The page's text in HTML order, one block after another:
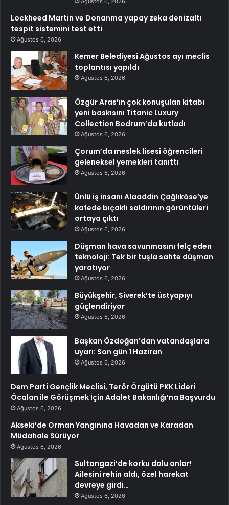
Lockheed Martin ve Donanma yapay zeka denizaltı
tespit sistemini test etti
Ağustos 6, 2026
Kemer Belediyesi Ağustos ayı meclis
toplantısı yapıldı
Ağustos 6, 2026
Özgür Aras’ın çok konuşulan kitabı
yeni baskısını Titanic Luxury
Collection Bodrum’da kutladı
Ağustos 6, 2026
Çorum’da meslek lisesi öğrencileri
geleneksel yemekleri tanıttı
Ağustos 6, 2026
Ünlü iş insanı Alaaddin Çağlıköse’ye
kafede bıçaklı saldırının görüntüleri
ortaya çıktı
Ağustos 6, 2026
Düşman hava savunmasını felç eden
teknoloji: Tek bir tuşla sahte düşman
yaratıyor
Ağustos 6, 2026
Büyükşehir, Siverek’te üstyapıyı
güçlendiriyor
Ağustos 6, 2026
Başkan Özdoğan’dan vatandaşlara
uyarı: Son gün 1 Haziran
Ağustos 6, 2026
Dem Parti Gençlik Meclisi, Terör Örgütü PKK Lideri
Öcalan ile Görüşmek İçin Adalet Bakanlığı’na Başvurdu
Ağustos 6, 2026
Akseki’de Orman Yangınına Havadan ve Karadan
Müdahale Sürüyor
Ağustos 6, 2026
Sultangazi’de korku dolu anlar!
Ailesini rehin aldı, özel harekat
devreye girdi…
Ağustos 6, 2026